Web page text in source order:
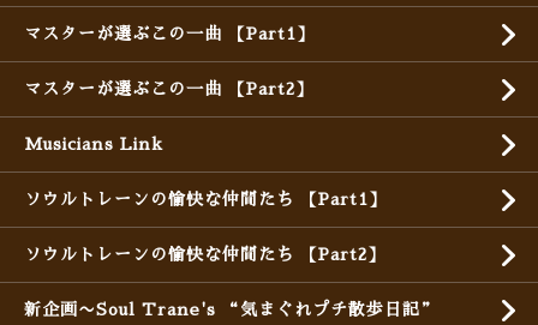
マスターが選ぶこの一曲 【Part1】
マスターが選ぶこの一曲 【Part2】
Musicians Link
ソウルトレーンの愉快な仲間たち 【Part1】
ソウルトレーンの愉快な仲間たち 【Part2】
新企画〜Soul Trane's “気まぐれプチ散歩日記”